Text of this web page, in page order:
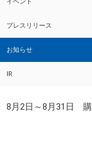
プレスリリース
お知らせ
IR
8月2日～8月31日